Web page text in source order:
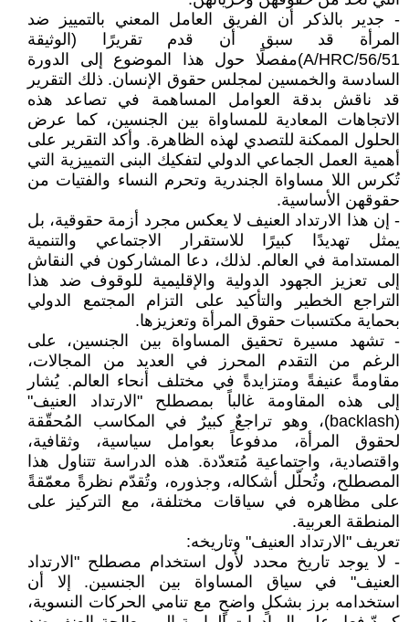
- جدير بالذكر أن الفريق العامل المعني بالتمييز ضد
المرأة قد سبق أن قدم تقريرًا (الوثيقة
A/HRC/56/51)مفصلًا حول هذا الموضوع إلى الدورة
السادسة والخمسين لمجلس حقوق الإنسان. ذلك التقرير
قد ناقش بدقة العوامل المساهمة في تصاعد هذه
الاتجاهات المعادية للمساواة بين الجنسين، كما عرض
الحلول الممكنة للتصدي لهذه الظاهرة. وأكد التقرير على
أهمية العمل الجماعي الدولي لتفكيك البنى التمييزية التي
تُكرس اللا مساواة الجندرية وتحرم النساء والفتيات من
حقوقهن الأساسية.
- إن هذا الارتداد العنيف لا يعكس مجرد أزمة حقوقية، بل
يمثل تهديدًا كبيرًا للاستقرار الاجتماعي والتنمية
المستدامة في العالم. لذلك، دعا المشاركون في النقاش
إلى تعزيز الجهود الدولية والإقليمية للوقوف ضد هذا
التراجع الخطير والتأكيد على التزام المجتمع الدولي
بحماية مكتسبات حقوق المرأة وتعزيزها.
- تشهد مسيرة تحقيق المساواة بين الجنسين، على
الرغم من التقدم المحرز في العديد من المجالات،
مقاومةً عنيفةً ومتزايدةً في مختلف أنحاء العالم. يُشار
إلى هذه المقاومة غالباً بمصطلح "الارتداد العنيف"
(backlash)، وهو تراجعٌ كبيرٌ في المكاسب المُحقّقة
لحقوق المرأة، مدفوعاً بعوامل سياسية، وثقافية،
واقتصادية، واجتماعية مُتعدّدة. هذه الدراسة تتناول هذا
المصطلح، وتُحلّل أشكاله، وجذوره، وتُقدّم نظرةً معمّقةً
على مظاهره في سياقات مختلفة، مع التركيز على
المنطقة العربية.
تعريف "الارتداد العنيف" وتاريخه:
- لا يوجد تاريخ محدد لأول استخدام مصطلح "الارتداد
العنيف" في سياق المساواة بين الجنسين. إلا أن
استخدامه برز بشكلٍ واضحٍ مع تنامي الحركات النسوية،